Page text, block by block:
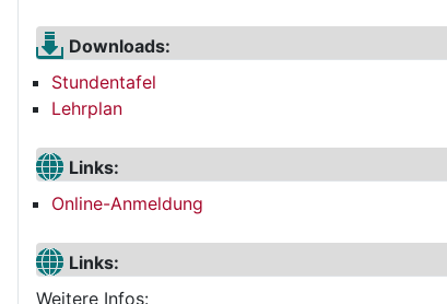
Downloads:
Stundentafel
Lehrplan
Links:
Online-Anmeldung
Links:
Weitere Infos: